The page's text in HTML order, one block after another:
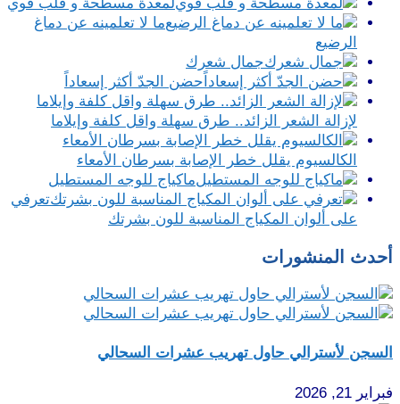
ما لا تعلمينه عن دماغ
الرضيع
جمال شعرك
حضن الجدّ أكثر إسعاداً
لإزالة الشعر الزائد.. طرق سهلة واقل كلفة وإيلاما
الكالسيوم يقلل خطر الإصابة بسرطان الأمعاء
ماكياج للوجه المستطيل
تعرفي
على ألوان المكياج المناسبة للون بشرتك
أحدث المنشورات
السجن لأسترالي حاول تهريب عشرات السحالي
فبراير 21, 2026